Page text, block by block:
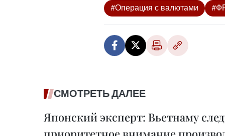
#Операция с валютами
СМОТРЕТЬ ДАЛЕЕ
Японский эксперт: Вьетнаму